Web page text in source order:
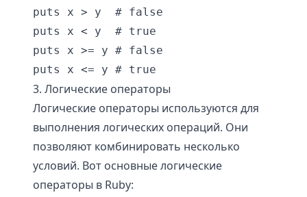
puts x > y  # false
puts x < y  # true
puts x >= y # false
3. Логические операторы
Логические операторы используются для
выполнения логических операций. Они
позволяют комбинировать несколько
условий. Вот основные логические
операторы в Ruby: